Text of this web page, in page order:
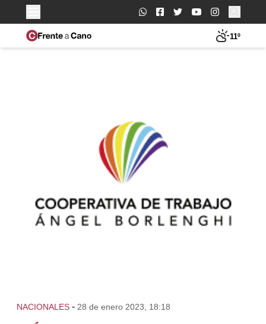
Buscar:
11º
NACIONALES - 28 de enero 2023, 18:18